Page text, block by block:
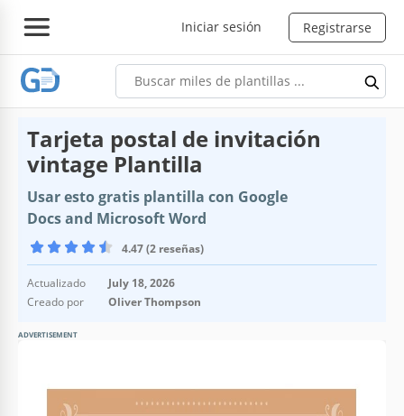
Iniciar sesión Registrarse
Tarjeta postal de invitación
vintage Plantilla
Usar esto gratis plantilla con Google
Docs and Microsoft Word
4.47 (2 reseñas)
Actualizado
July 18, 2026
Creado por
Oliver Thompson
ADVERTISEMENT